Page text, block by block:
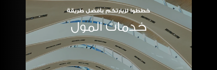
خططوا لزيارتكم بأفضل طريقة
خدمات المول